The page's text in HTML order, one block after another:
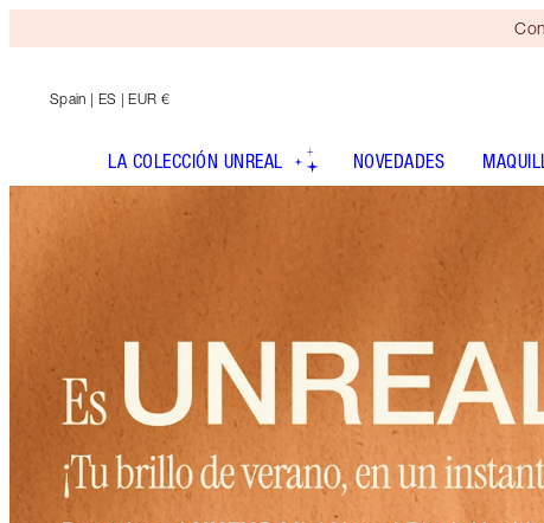
Spain | ES | EUR €
LA COLECCIÓN UNREAL NOVEDADES